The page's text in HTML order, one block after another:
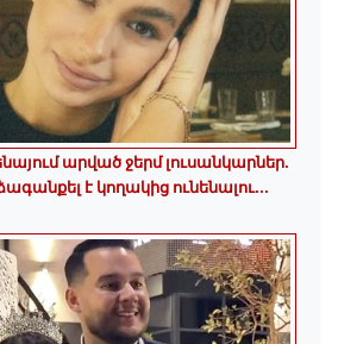
արված ջերմ լուսանկարներ.
է կողակից ունենալու...